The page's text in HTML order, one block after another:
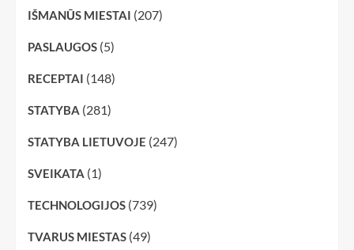
IŠMANŪS MIESTAI (207)
PASLAUGOS (5)
RECEPTAI (148)
STATYBA (281)
STATYBA LIETUVOJE (247)
SVEIKATA (1)
TECHNOLOGIJOS (739)
TVARUS MIESTAS (49)